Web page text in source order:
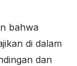
bahwa
di dalam
dan